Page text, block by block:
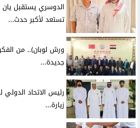
الدوسري يستقبل يان
تستعد لأكبر حدث...
ورش لوبان).. من
جديدة...
رئيس الاتحاد
زيارة...